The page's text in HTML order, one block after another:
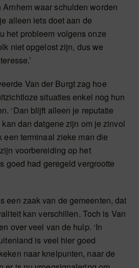
waar schulden worden
alleen iets doet aan de
het probleem volgens onze
niet opgelost zijn, dus we
Van der Burgt zag hoe
situaties enkel nog hun
‘Dan blijft alleen je reputatie
dan datgene zijn om je zinvol
een terminaal zieke man die
voorbereiding op het
goed had geregeld vergrootte
een zaak van de gemeenten, dat
kan verschillen. Toch is Van
over veel van de hulp. ‘In
is veel hier goed
naar knelpunten, naar de